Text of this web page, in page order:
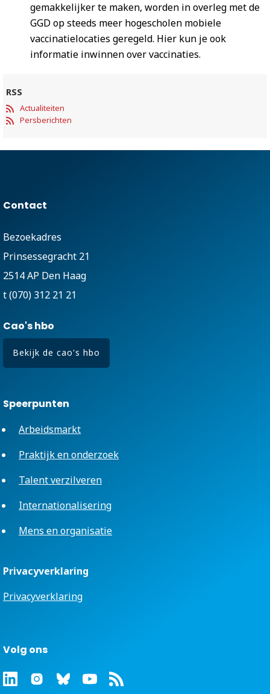
gemakkelijker te maken, worden in overleg met de
GGD op steeds meer hogescholen mobiele
vaccinatielocaties geregeld. Hier kun je ook
informatie inwinnen over vaccinaties.
RSS
Actualiteiten
Persberichten
Contact
Bezoekadres
Prinsessegracht 21
2514 AP Den Haag
t (070) 312 21 21
Cao's hbo
Bekijk de cao's hbo
Speerpunten
Arbeidsmarkt
Praktijk en onderzoek
Talent verzilveren
Internationalisering
Mens en organisatie
Privacyverklaring
Privacyverklaring
Volg ons